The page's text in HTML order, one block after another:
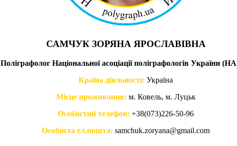
САМЧУК ЗОРЯНА ЯРОСЛАВІВНА
Поліграфолог Національної асоціації поліграфологів України
Країна діяльності: Україна
Місце проживання: м. Ковель, м. Луцьк
Особистий телефон: +38(073)226-50-96
Особиста ел.пошта: samchuk.zoryana@gmail.com